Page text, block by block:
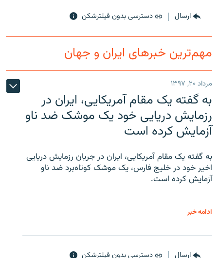
ارسال دسترسی بدون فیلترشکن
مهم‌ترین خبرهای ایران و جهان
مرداد ۲۰, ۱۳۹۷
به گفته یک مقام آمریکایی، ایران در
رزمایش دریایی خود یک موشک ضد ناو
آزمایش کرده است
به گفته یک مقام آمریکایی، ایران در جریان رزمایش دریایی
اخیر خود در خلیج فارس، یک موشک کوتاه‌برد ضد ناو
آزمایش کرده است.
ادامه خبر
ارسال دسترسی بدون فیلترشکن